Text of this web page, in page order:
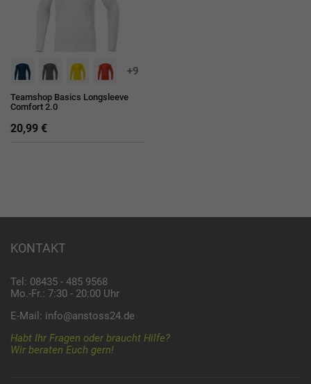
+9
Teamshop Basics Longsleeve
Comfort 2.0
20,99 €
KONTAKT
Tel: 08435 - 485 9568
Mo.-Fr.: 7:30 - 20:00 Uhr
E-Mail: info@anstoss24.de
Habt Ihr Fragen oder braucht Hilfe?
Wir beraten Euch gern!